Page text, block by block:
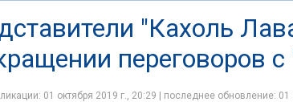
"Кахоль
переговоров
01 октября 2019 г., 20:29 | последнее обновление: 01